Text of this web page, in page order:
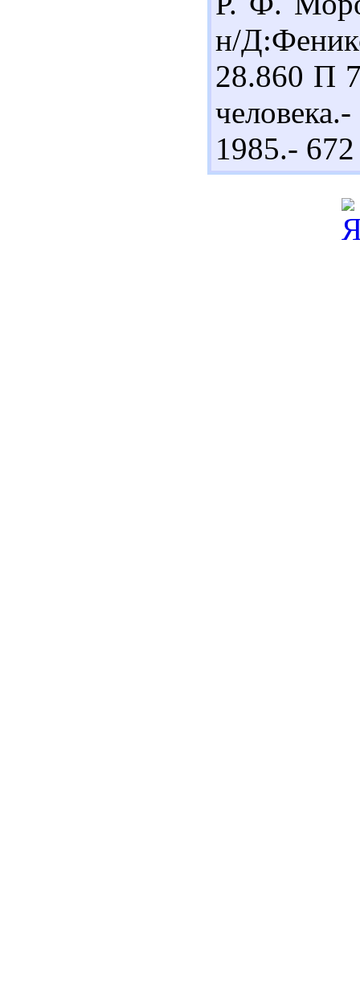
н/
28.860 П
1985.- 672